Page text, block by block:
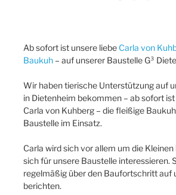
Ab sofort ist unsere liebe Carla von
Baukuh – auf unserer Baustelle G³
Wir haben tierische Unterstützung auf
in Dietenheim bekommen – ab sofort
Carla von Kuhberg – die fleißige
Baustelle im Einsatz.
Carla wird sich vor allem um die
sich für unsere Baustelle interessieren.
regelmäßig über den Baufortschritt auf
berichten.